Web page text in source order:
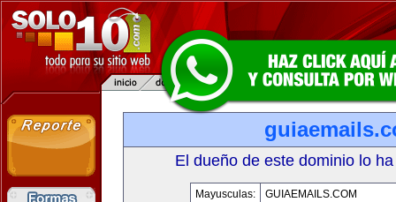
El dueño de este dominio lo
Mayusculas:
GUIAEMAILS.COM